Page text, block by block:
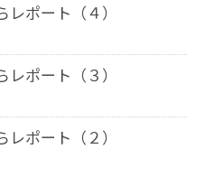
ポート（４）
ポート（３）
ポート（２）